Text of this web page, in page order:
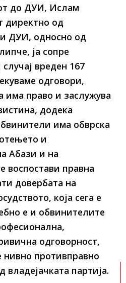
до ДУИ, Ислам
директно од
ДУИ, односно од
ја сопре
случај вреден 167
одговори,
има право и заслужува
додека
има обврска
и
Абази и на
воспостави правна
довербата на
која сега е
е и обвинителите
одговорност,
нивно противправно
владејачката партија.